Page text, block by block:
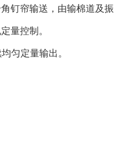
钉帘输送，由输棉道及振
量控制。
匀定量输出。